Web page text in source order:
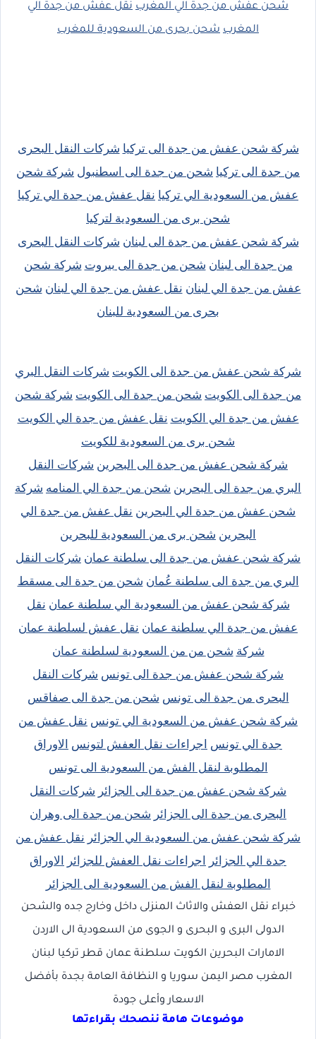
شحن عفش من جدة الي المغرب نقل عفش من جدة الي
المغرب شحن بحرى من السعودية للمغرب
شركة شحن عفش من جدة الى تركيا شركات النقل البحرى
من جدة الى تركيا شحن من جدة الى اسطنبول شركة شحن
عفش من السعودية الي تركيا نقل عفش من جدة الي تركيا
شحن برى من السعودية لتركيا
شركة شحن عفش من جدة الى لبنان شركات النقل البحرى
من جدة الى لبنان شحن من جدة الى بيروت شركة شحن
عفش من جدة الي لبنان نقل عفش من جدة الي لبنان شحن
بحرى من السعودية للبنان
شركة شحن عفش من جدة الى الكويت شركات النقل البري
من جدة الى الكويت شحن من جدة الى الكويت شركة شحن
عفش من جدة الي الكويت نقل عفش من جدة الي الكويت
شحن برى من السعودية للكويت
شركة شحن عفش من جدة الى البحرين شركات النقل
البري من جدة الى البحرين شحن من جدة الي المنامه شركة
شحن عفش من جدة الي البحرين نقل عفش من جدة الي
البحرين شحن برى من السعودية للبحرين
شركة شحن عفش من جدة الى سلطنة عمان شركات النقل
البري من جدة الى سلطنة عُمان شحن من جدة الى مسقط
شركة شحن عفش من السعودية الي سلطنة عمان نقل
عفش من جدة الي سلطنة عمان نقل عفش لسلطنة عمان
شركة شحن من من السعودية لسلطنة عمان
شركة شحن عفش من جدة الى تونس شركات النقل
البحرى من جدة الى تونس شحن من جدة الى صفاقس
شركة شحن عفش من السعودية الي تونس نقل عفش من
جدة الي تونس اجراءات نقل العفش لتونس
الاوراق
المطلوبة لنقل الفش من السعودية الى تونس
شركة شحن عفش من جدة الى الجزائر شركات النقل
البحرى من جدة الى الجزائر شحن من جدة الى وهران
شركة شحن عفش من السعودية الي الجزائر نقل عفش من
جدة الي الجزائر
اجراءات نقل العفش للجزائر
الاوراق
المطلوبة لنقل الفش من السعودية الى الجزائر
خبراء نقل العفش والاثاث المنزلى داخل وخارج جده والشحن
الدولى البرى و البحرى و الجوى من السعودية الى الاردن
الامارات البحرين الكويت سلطنة عمان قطر تركيا لبنان
المغرب مصر اليمن سوريا و النظافة العامة بجدة بأفضل
الاسعار وأعلى جودة
موضوعات هامة ننصحك بقراءتها